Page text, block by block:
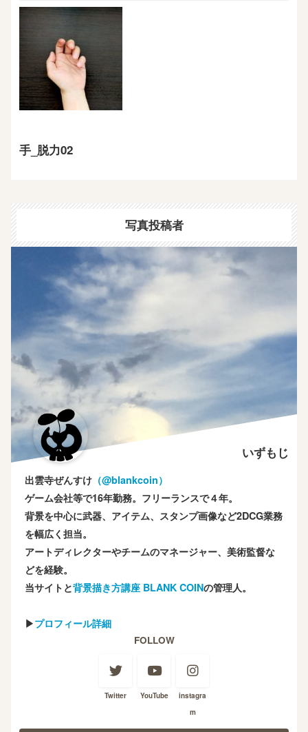
手_脱力02
写真投稿者
いずもじ
出雲寺ぜんすけ （‎@blankcoin）
ゲーム会社等で16年勤務。フリーランスで４年。
背景を中心に武器、アイテム、スタンプ画像など2DCG業務
を幅広く担当。
アートディレクターやチームのマネージャー、美術監督な
どを経験。
当サイトと背景描き方講座 BLANK COINの管理人。
▶プロフィール詳細
FOLLOW
Twitter YouTube
instagra
m